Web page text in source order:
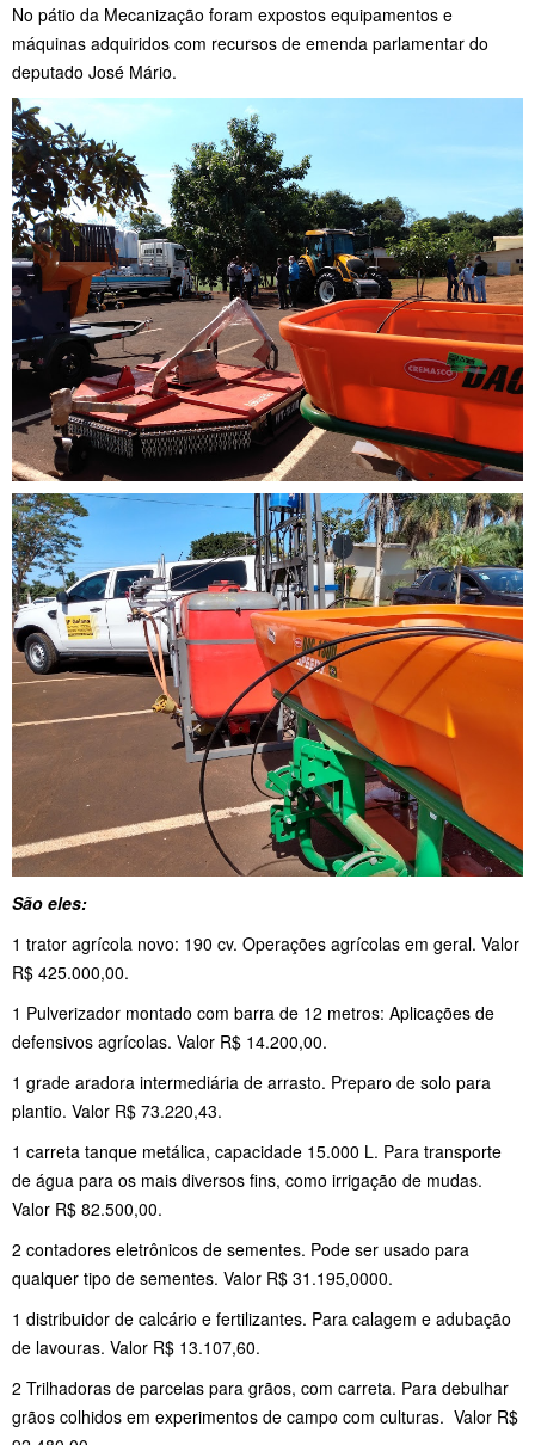
No pátio da Mecanização foram expostos equipamentos e
máquinas adquiridos com recursos de emenda parlamentar do
deputado José Mário.
São eles:
1 trator agrícola novo: 190 cv. Operações agrícolas em geral. Valor
R$ 425.000,00.
1 Pulverizador montado com barra de 12 metros: Aplicações de
defensivos agrícolas. Valor R$ 14.200,00.
1 grade aradora intermediária de arrasto. Preparo de solo para
plantio. Valor R$ 73.220,43.
1 carreta tanque metálica, capacidade 15.000 L. Para transporte
de água para os mais diversos fins, como irrigação de mudas.
Valor R$ 82.500,00.
2 contadores eletrônicos de sementes. Pode ser usado para
qualquer tipo de sementes. Valor R$ 31.195,0000.
1 distribuidor de calcário e fertilizantes. Para calagem e adubação
de lavouras. Valor R$ 13.107,60.
2 Trilhadoras de parcelas para grãos, com carreta. Para debulhar
grãos colhidos em experimentos de campo com culturas. Valor R$